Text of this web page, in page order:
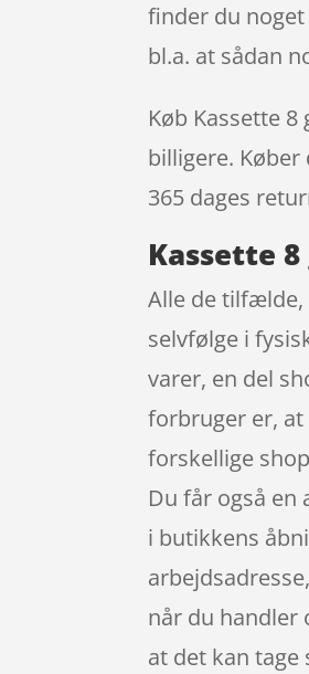
finder du
bl.a. at sådan
Køb Kassette
billigere.
365 dages
Kassette
Alle de tilfælde,
selvfølge i
varer, en del
forbruger er,
forskellige
Du får også
i butikkens
når du handler
at det kan